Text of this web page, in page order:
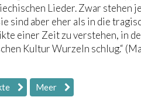
Lieder. Zwar stehen
sind aber eher als in die
einer Zeit zu verstehen, in
Kultur Wurzeln schlug.“
Meer